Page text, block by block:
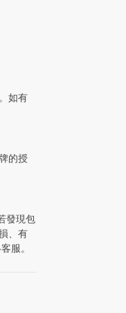
如有
的授
發現包
、有
服。